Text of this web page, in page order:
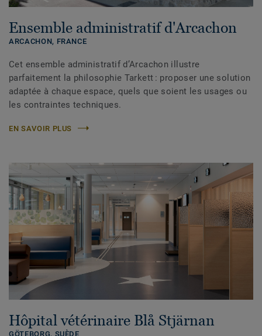
Ensemble administratif d'Arcachon
ARCACHON, FRANCE
Cet ensemble administratif d’Arcachon illustre
parfaitement la philosophie Tarkett : proposer une solution
adaptée à chaque espace, quels que soient les usages ou
les contraintes techniques.
EN SAVOIR PLUS
Hôpital vétérinaire Blå Stjärnan
GÖTEBORG, SUÈDE